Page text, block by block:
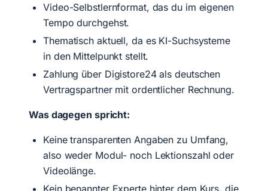
Video-Selbstlernformat, das du im eigenen
Tempo durchgehst.
Thematisch aktuell, da es KI-Suchsysteme
in den Mittelpunkt stellt.
Zahlung über Digistore24 als deutschen
Vertragspartner mit ordentlicher Rechnung.
Was dagegen spricht:
Keine transparenten Angaben zu Umfang,
also weder Modul- noch Lektionszahl oder
Videolänge.
Kein benannter Experte hinter dem Kurs, die